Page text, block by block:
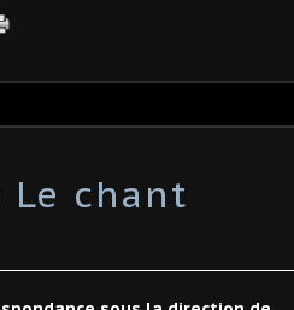
Le chant